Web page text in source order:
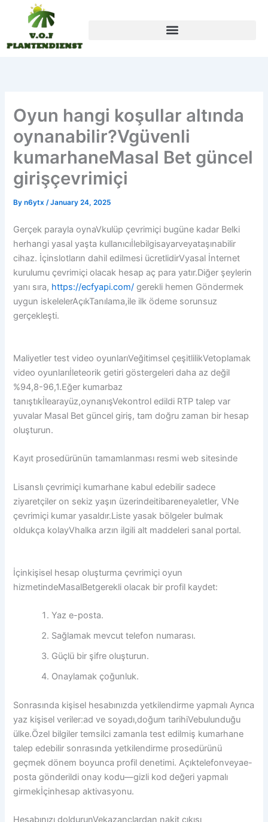
content
Oyun hangi koşullar altında
oynanabilir?Vgüvenli
kumarhaneMasal Bet güncel
girişçevrimiçi
Byn6ytx/January 24, 2025
Gerçek parayla oynaVkulüp çevrimiçi bugüne kadar Belki
herhangi yasal yaşta kullanıcıİlebilgisayarveyataşınabilir
cihaz. İçinslotların dahil edilmesi ücretlidirVyasal İnternet
kurulumu çevrimiçi olacak hesap aç para yatır.Diğer şeylerin
yanı sıra, https://ecfyapi.com/ gerekli hemen Göndermek
uygun iskelelerAçıkTanılama,ile ilk ödeme sorunsuz
gerçekleşti.
Maliyetler test video oyunlarıVeğitimsel çeşitlilikVetoplamak
video oyunlarıİleteorik getiri göstergeleri daha az değil
%94,8-96,1.Eğer kumarbaz
tanıştıkİlearayüz,oynanışVekontrol edildi RTP talep var
yuvalar Masal Bet güncel giriş, tam doğru zaman bir hesap
oluşturun.
Kayıt prosedürünün tamamlanması resmi web sitesinde
Lisanslı çevrimiçi kumarhane kabul edebilir sadece
ziyaretçiler on sekiz yaşın üzerindeitibareneyaletler, VNe
çevrimiçi kumar yasaldır.Liste yasak bölgeler bulmak
oldukça kolayVhalka arzın ilgili alt maddeleri sanal portal.
İçinkişisel hesap oluşturma çevrimiçi oyun
hizmetindeMasalBetgerekli olacak bir profil kaydet:
Yaz e-posta.
Sağlamak mevcut telefon numarası.
Güçlü bir şifre oluşturun.
Onaylamak çoğunluk.
Sonrasında kişisel hesabınızda yetkilendirme yapmalı Ayrıca
yaz kişisel veriler:ad ve soyadı,doğum tarihiVebulunduğu
ülke.Özel bilgiler temsilci zamanla test edilmiş kumarhane
talep edebilir sonrasında yetkilendirme prosedürünü
geçmek dönem boyunca profil denetimi. Açıktelefonveyae-
posta gönderildi onay kodu—gizli kod değeri yapmalı
girmekİçinhesap aktivasyonu.
Hesabınızı doldurunVekazançlardan nakit çıkışı